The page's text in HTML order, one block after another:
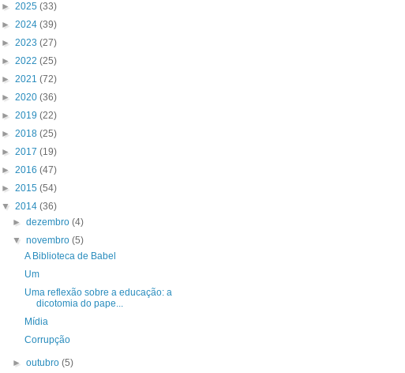
► 2025 (33)
► 2024 (39)
► 2023 (27)
► 2022 (25)
► 2021 (72)
► 2020 (36)
► 2019 (22)
► 2018 (25)
► 2017 (19)
► 2016 (47)
► 2015 (54)
▼ 2014 (36)
►dezembro(4)
▼novembro(5)
A Biblioteca de Babel
Um
Uma reflexão sobre a educação: a
dicotomia do pape...
Mídia
Corrupção
►outubro(5)